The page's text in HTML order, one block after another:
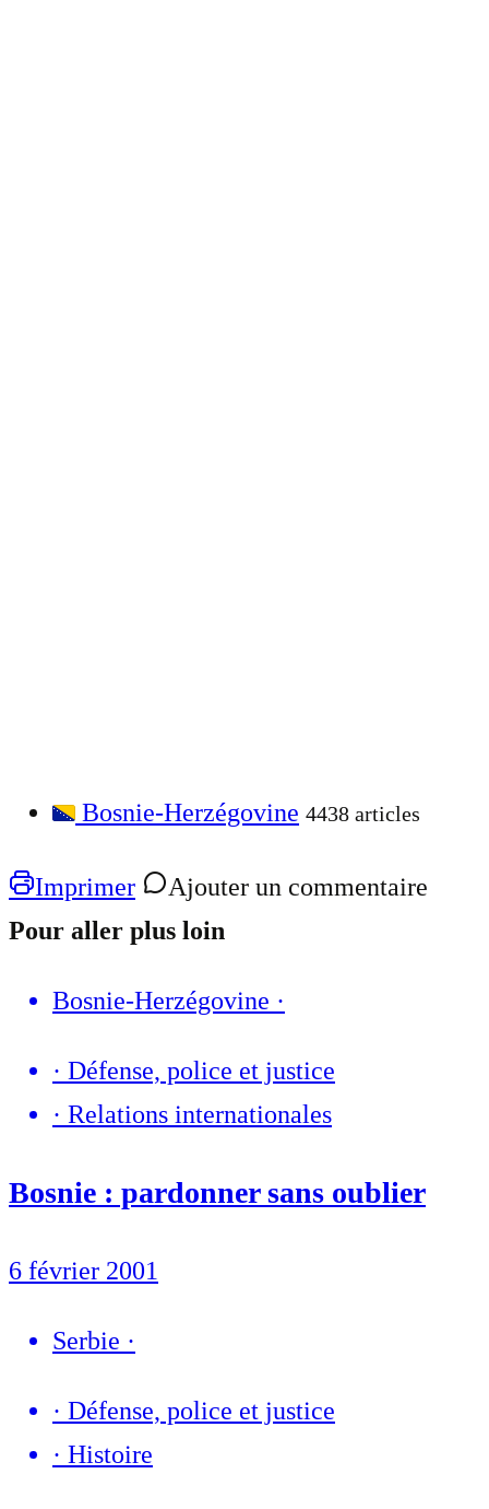
Bosnie-Herzégovine 4438 articles
Imprimer
Ajouter un commentaire
Pour aller plus loin
Bosnie-Herzégovine ·
· Défense, police et justice
· Relations internationales
Bosnie : pardonner sans oublier
6 février 2001
Serbie ·
· Défense, police et justice
· Histoire